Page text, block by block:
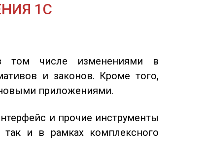
1С
том числе изменениями в
и законов. Кроме того,
приложениями.
и прочие инструменты
и в рамках комплексного